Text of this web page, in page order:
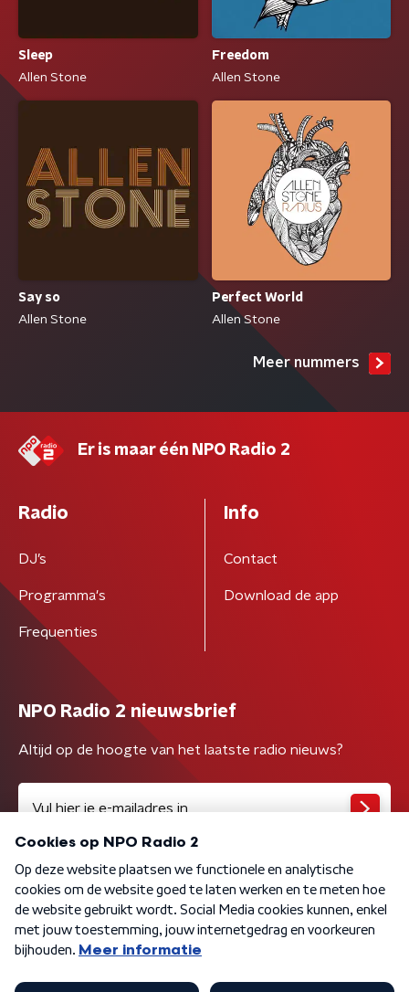
Sleep
Allen Stone
Freedom
Allen Stone
Say so
Allen Stone
Perfect World
Allen Stone
Meer nummers
Er is maar één NPO Radio 2
Radio
DJ’s
Programma's
Frequenties
Info
Contact
Download de app
NPO Radio 2 nieuwsbrief
Altijd op de hoogte van het laatste radio nieuws?
Algemene voorwaarden